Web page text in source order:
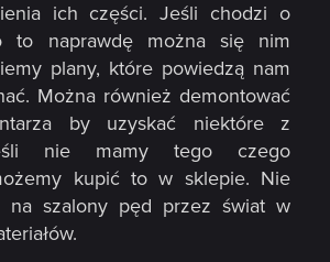
ich części. Jeśli chodzi o
to naprawdę można się nim
plany, które powiedzą nam
Można również demontować
by uzyskać niektóre z
nie mamy tego czego
kupić to w sklepie. Nie
na szalony pęd przez świat w